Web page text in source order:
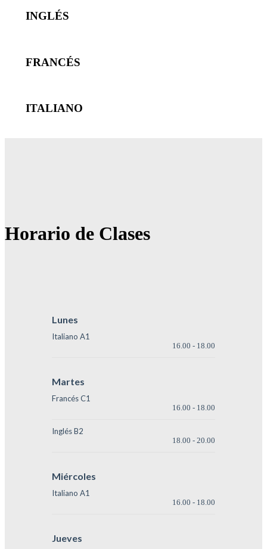
INGLÉS
FRANCÉS
ITALIANO
Horario de Clases
Lunes
Italiano A1
16.00 - 18.00
Martes
Francés C1
16.00 - 18.00
Inglés B2
18.00 - 20.00
Miércoles
Italiano A1
16.00 - 18.00
Jueves